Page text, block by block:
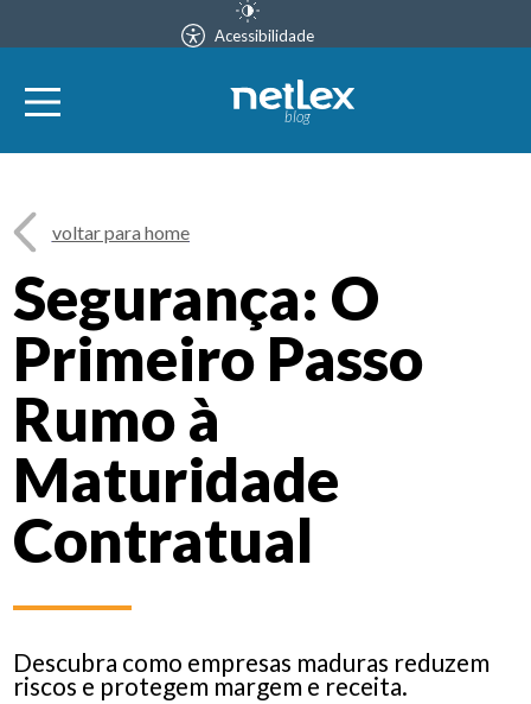
Acessibilidade
blog
voltar para home
Segurança: O
Primeiro Passo
Rumo à
Maturidade
Contratual
Descubra como empresas maduras reduzem
riscos e protegem margem e receita.